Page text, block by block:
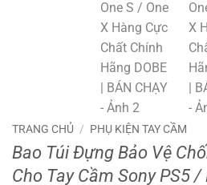
TRANG CHỦ / PHỤ KIỆN TAY CẦM
Bao Túi Đựng Bảo Vệ
Cho Tay Cầm Sony PS5